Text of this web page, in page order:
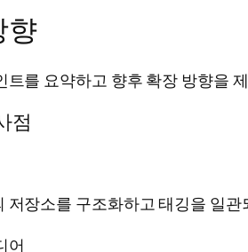
향
트를 요약하고 향후 확장 방향을
점
저장소를 구조화하고 태깅을 일관
어